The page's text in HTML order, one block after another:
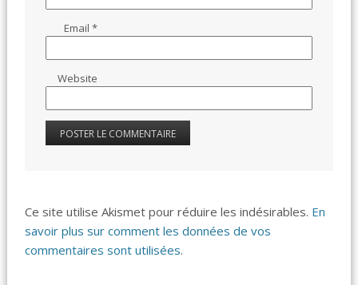
Email*
Website
Ce site utilise Akismet pour réduire les indésirables. En
savoir plus sur comment les données de vos
commentaires sont utilisées.